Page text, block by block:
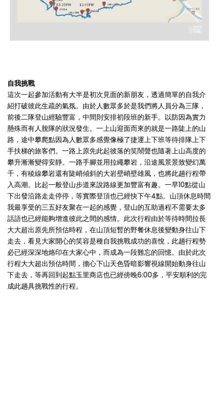
自我挑戰
這次一起參加活動有大半是初次見面的新朋友，透過簡單的自我介
紹打破彼此生疏的氣氛。由於人數眾多於是我們將人員分為三隊，
前後二隊登山經驗豐富，中間則安排初段班的新手。以防因為實力
懸殊而有人脫隊的狀況發生。一上山迎面而來的就是一路陡上的山
路，途中攀爬點因為人數眾多感覺像極了捷運上下班等待排隊上下
手扶梯的旅客們。一路上原先此起彼落的笑鬧聲也隨著上山高度的
攀升漸漸變得安靜。一路手腳並用拉繩攀岩，沿途風景景致變幻萬
千，有稜線攀岩還有陡峭傾斜的大岩壁峭壁雄風，也將此趟行程帶
入高潮。比起一般登山步道來說路線更加豐富有趣。一早10點從山
下出發沿路走走停停，等實際登頂也已經快下午4點。山頂休息時間
我最享受的三五好友聚在一起的感覺，登山的互助過程不需要太多
話語也已經能夠增進彼此之間的感情。此次行程由於等待時間拉長
大大超出原先所預估時程，在山頂短暫的野餐休息後變動身往山下
走去，看見大家開心的笑容是種自我挑戰成功的喜悅，此趟行程勢
必已經深深地烙印在大家心中，而成為一段難忘的回憶。由於此次
行程大大超出預估時間，擔心下山天色昏暗影響視線開始動身往山
下走去，等再回到起點玉里商店也已經傍晚6:00多，平安順利的完
成此趟具挑戰性的行程。